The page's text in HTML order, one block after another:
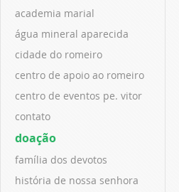
academia marial
água mineral aparecida
cidade do romeiro
centro de apoio ao romeiro
centro de eventos pe. vitor
contato
doação
família dos devotos
história de nossa senhora